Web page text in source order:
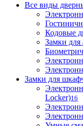
Все виды
Кодовые
Замки для
Замки для
Locker)16